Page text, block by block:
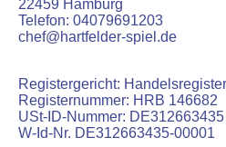
22459 Hamburg
Telefon: 04079691203
chef@hartfelder-spiel.de
Registergericht:
Registernummer: HRB 146682
USt-ID-Nummer: DE312663435
W-Id-Nr. DE312663435-00001